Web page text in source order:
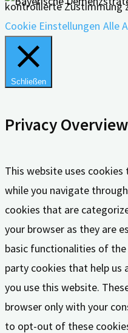
kontrollierte Zustimmung
Cookie Einstellungen Alle
Schließen
Privacy Overview
This website uses
while you navigate
cookies that are
your browser as they are
basic functionalities of
party cookies that help us
you use this website.
browser only with your
to opt-out of these